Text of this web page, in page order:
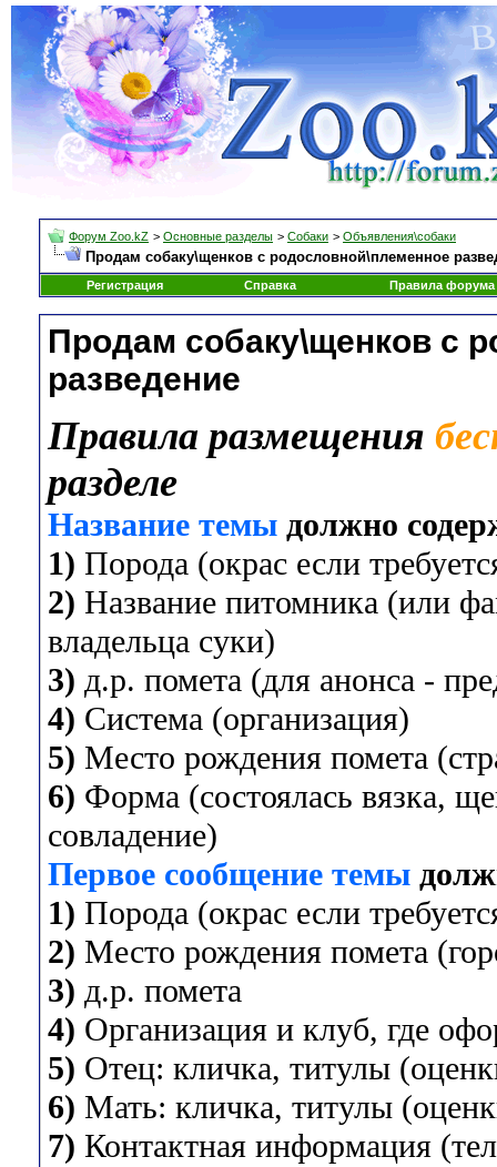
Форум Zoo.kZ > Основные разделы > Собаки > Объявления\собаки
Продам собаку\щенков с родословной\племенное
Регистрация Справка Правила форума
Продам собаку\щенков с
разведение
Правила размещения
разделе
Название темы должно
1) Порода (окрас если
2) Название питомника (или
владельца суки)
3) д.р. помета (для анонса -
4) Система (организация)
5) Место рождения помета
6) Форма (состоялась вязка,
совладение)
Первое сообщение темы
1) Порода (окрас если
2) Место рождения помета
3) д.р. помета
4) Организация и клуб, где
5) Отец: кличка, титулы
6) Мать: кличка, титулы
7) Контактная информация